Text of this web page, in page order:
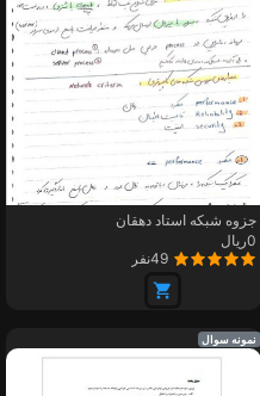
جزوه شبکه استاد دهقان
0ریال
49نفر
نمونه سوال